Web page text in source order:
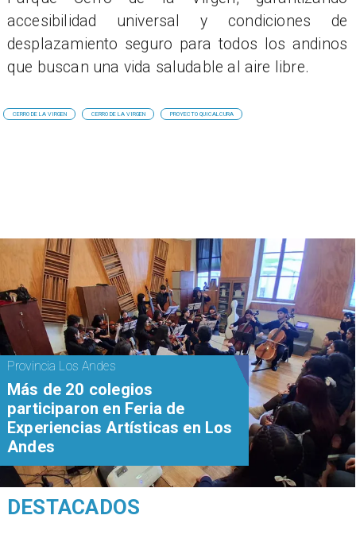
accesibilidad universal y condiciones de
desplazamiento seguro para todos los andinos
que buscan una vida saludable al aire libre.
CERRO DE LA VIRGEN CERRO DE LA VIRGEN PROYECTO QUICALCURA
Provincia Los Andes
Más de 20 colegios
participaron en Feria de
Experiencias Artísticas en Los
Andes
DESTACADOS